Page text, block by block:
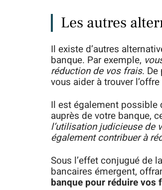
Les autres
Il existe d’autres
banque. Par exemple,
réduction de vos frais.
vous aider à trouver
Il est également possible
auprès de votre banque,
l’utilisation judicieuse de
également contribuer à
Sous l’effet conjugué de
bancaires émergent,
banque pour réduire vos